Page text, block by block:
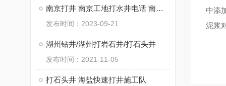
南京打井 南京工地打水井电话 南京工厂打石头井
发布时间：2023-09-21
湖州钻井/湖州打岩石井/打石头井
发布时间：2021-11-05
打石头井 海盐快速打井施工队
中添
泥浆